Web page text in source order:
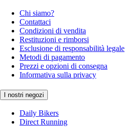
Chi siamo?
Contattaci
Condizioni di vendita
Restituzioni e rimborsi
Esclusione di responsabilità legale
Metodi di pagamento
Prezzi e opzioni di consegna
Informativa sulla privacy
I nostri negozi
Daily Bikers
Direct Running